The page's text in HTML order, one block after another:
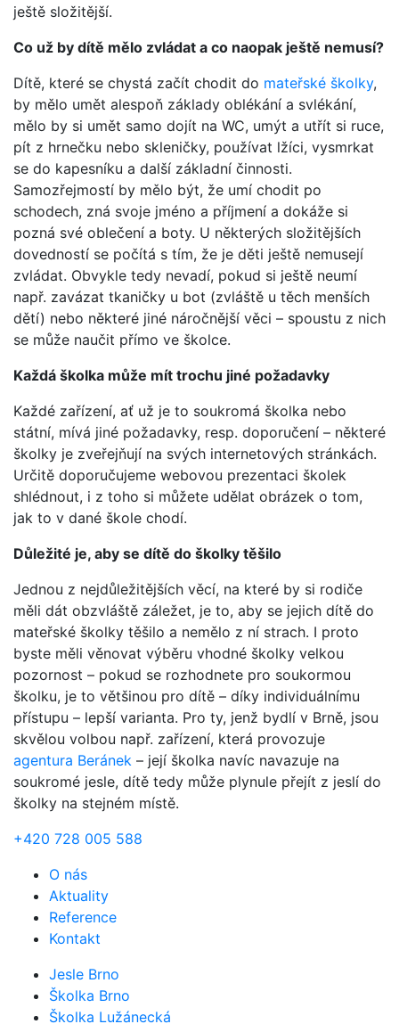
ještě složitější.
Co už by dítě mělo zvládat a co naopak ještě nemusí?
Dítě, které se chystá začít chodit do mateřské školky,
by mělo umět alespoň základy oblékání a svlékání,
mělo by si umět samo dojít na WC, umýt a utřít si ruce,
pít z hrnečku nebo skleničky, používat lžíci, vysmrkat
se do kapesníku a další základní činnosti.
Samozřejmostí by mělo být, že umí chodit po
schodech, zná svoje jméno a příjmení a dokáže si
pozná své oblečení a boty. U některých složitějších
dovedností se počítá s tím, že je děti ještě nemusejí
zvládat. Obvykle tedy nevadí, pokud si ještě neumí
např. zavázat tkaničky u bot (zvláště u těch menších
dětí) nebo některé jiné náročnější věci – spoustu z nich
se může naučit přímo ve školce.
Každá školka může mít trochu jiné požadavky
Každé zařízení, ať už je to soukromá školka nebo
státní, mívá jiné požadavky, resp. doporučení – některé
školky je zveřejňují na svých internetových stránkách.
Určitě doporučujeme webovou prezentaci školek
shlédnout, i z toho si můžete udělat obrázek o tom,
jak to v dané škole chodí.
Důležité je, aby se dítě do školky těšilo
Jednou z nejdůležitějších věcí, na které by si rodiče
měli dát obzvláště záležet, je to, aby se jejich dítě do
mateřské školky těšilo a nemělo z ní strach. I proto
byste měli věnovat výběru vhodné školky velkou
pozornost – pokud se rozhodnete pro soukormou
školku, je to většinou pro dítě – díky individuálnímu
přístupu – lepší varianta. Pro ty, jenž bydlí v Brně, jsou
skvělou volbou např. zařízení, která provozuje
agentura Beránek – její školka navíc navazuje na
soukromé jesle, dítě tedy může plynule přejít z jeslí do
školky na stejném místě.
+420 728 005 588
O nás
Aktuality
Reference
Kontakt
Jesle Brno
Školka Brno
Školka Lužánecká